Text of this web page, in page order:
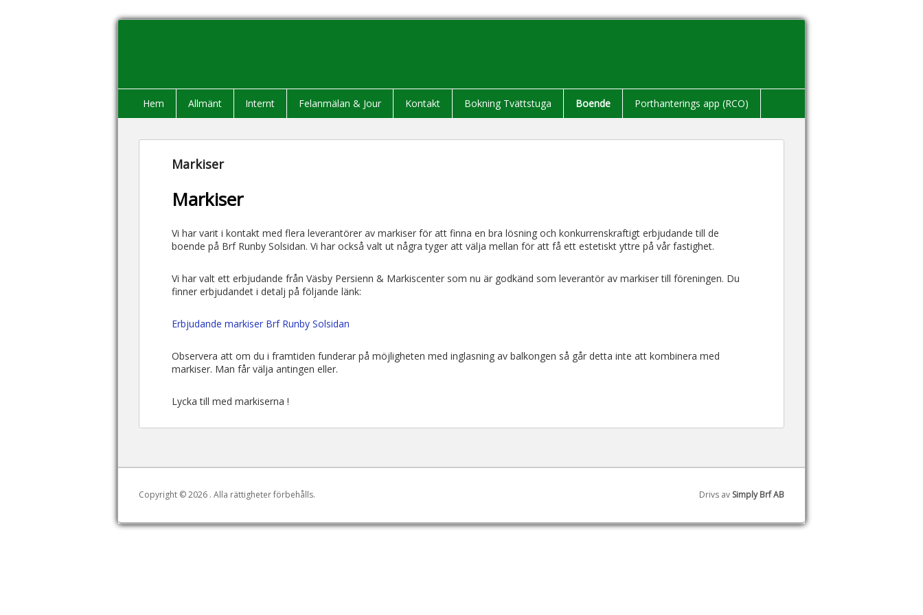
Hem Allmänt Internt Felanmälan & Jour Kontakt Bokning Tvättstuga Boende Porthanterings app (RCO)
Markiser
Markiser
Vi har varit i kontakt med flera leverantörer av markiser för att finna en bra lösning och konkurrenskraftigt erbjudande till de
boende på Brf Runby Solsidan. Vi har också valt ut några tyger att välja mellan för att få ett estetiskt yttre på vår fastighet.
Vi har valt ett erbjudande från Väsby Persienn & Markiscenter som nu är godkänd som leverantör av markiser till föreningen. Du
finner erbjudandet i detalj på följande länk:
Erbjudande markiser Brf Runby Solsidan
Observera att om du i framtiden funderar på möjligheten med inglasning av balkongen så går detta inte att kombinera med
markiser. Man får välja antingen eller.
Lycka till med markiserna !
Copyright © 2026 . Alla rättigheter förbehålls. Drivs av Simply Brf AB